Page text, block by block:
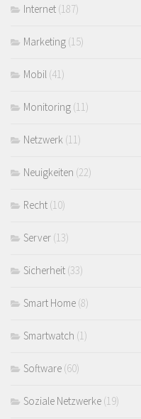
Internet (187)
Marketing (15)
Mobil (41)
Monitoring (11)
Netzwerk (11)
Neuigkeiten (22)
Recht (10)
Server (13)
Sicherheit (33)
Smart Home (8)
Smartwatch (1)
Software (60)
Soziale Netzwerke (19)